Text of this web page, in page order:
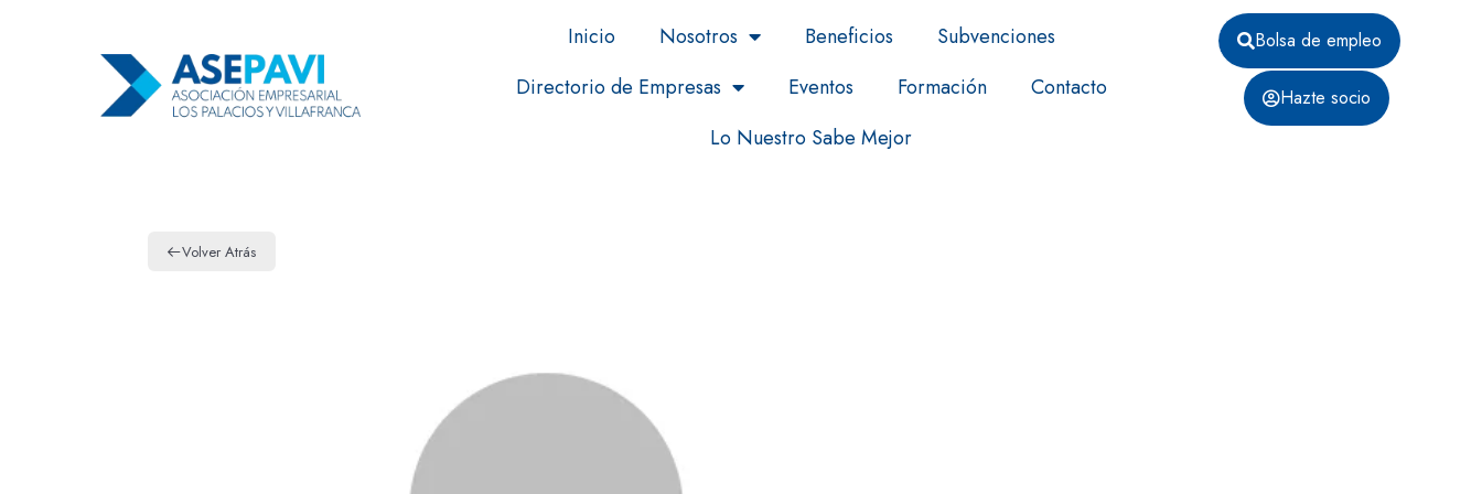
Inicio Nosotros Beneficios
Subvenciones
Directorio de Empresas
Eventos Formación
Contacto
Lo Nuestro Sabe Mejor
Bolsa de empleo
Hazte socio
Volver Atrás